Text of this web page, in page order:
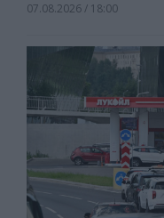
07.08.2026 / 18:00